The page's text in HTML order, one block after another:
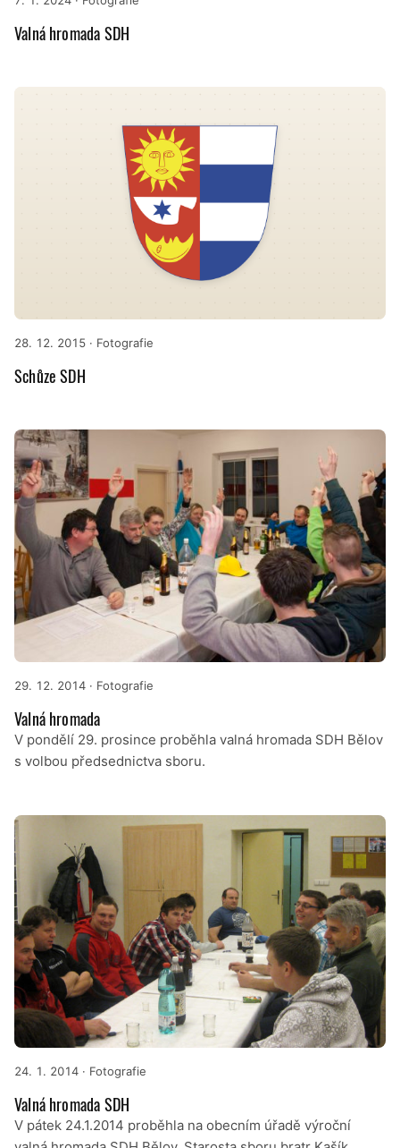
Valná hromada SDH
28. 12. 2015 · Fotografie
Schůze SDH
29. 12. 2014 · Fotografie
Valná hromada
V pondělí 29. prosince proběhla valná hromada SDH Bělov
s volbou předsednictva sboru.
24. 1. 2014 · Fotografie
Valná hromada SDH
V pátek 24.1.2014 proběhla na obecním úřadě výroční